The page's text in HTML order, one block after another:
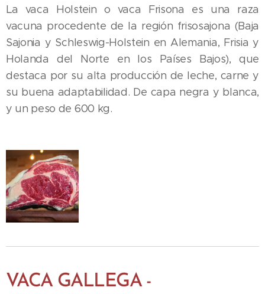
La vaca Holstein o vaca Frisona es una raza
vacuna procedente de la región frisosajona (Baja
Sajonia y Schleswig-Holstein en Alemania, Frisia y
Holanda del Norte en los Países Bajos), que
destaca por su alta producción de leche, carne y
su buena adaptabilidad. De capa negra y blanca,
y un peso de 600 kg.
VACA GALLEGA -